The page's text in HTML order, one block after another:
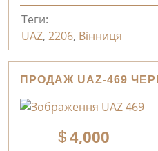
Теги:
UAZ, 2206, Вінниця
ПРОДАЖ UAZ-469
4,000